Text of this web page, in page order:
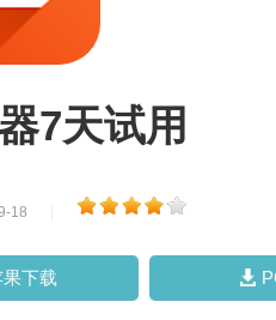
7天试用
18
下载